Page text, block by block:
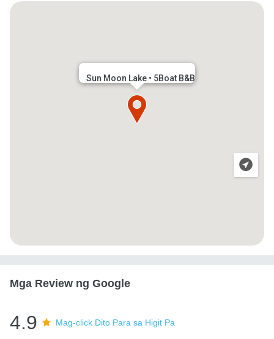
Sun Moon Lake • 5Boat B&B
Mga Review ng Google
4.9 Mag-click Dito Para sa Higit Pa